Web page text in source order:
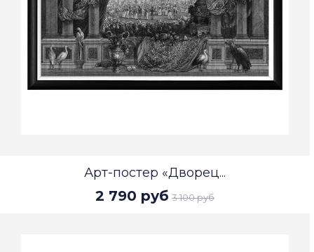
Арт-постер «Дворец...
2 790 руб 3 100 руб